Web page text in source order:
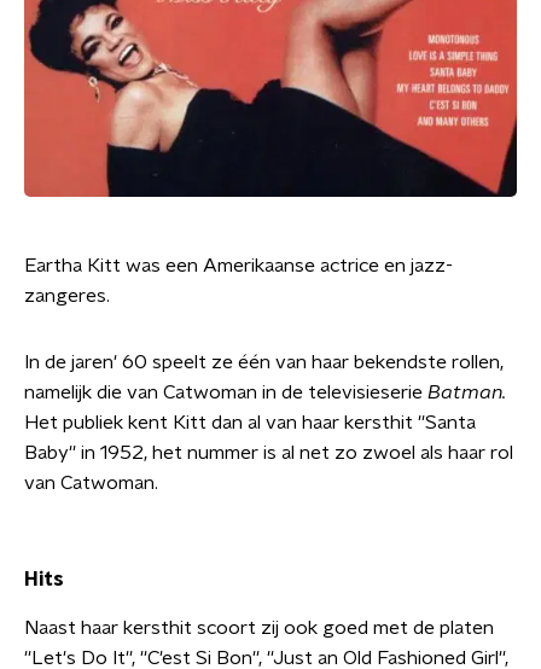
Eartha Kitt was een Amerikaanse actrice en jazz-
zangeres.
In de jaren' 60 speelt ze één van haar bekendste rollen,
namelijk die van Catwoman in de televisieserie Batman.
Het publiek kent Kitt dan al van haar kersthit ''Santa
Baby'' in 1952, het nummer is al net zo zwoel als haar rol
van Catwoman.
Hits
Naast haar kersthit scoort zij ook goed met de platen
''Let's Do It'', ''C'est Si Bon'', ''Just an Old Fashioned Girl'',